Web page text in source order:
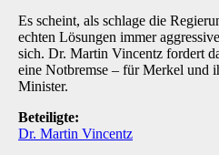
Es scheint, als schlage die
echten Lösungen immer
sich. Dr. Martin Vincentz fordert
eine Notbremse – für Merkel und
Minister.
Beteiligte:
Dr. Martin Vincentz